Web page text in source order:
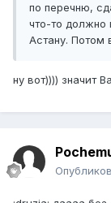
по перечню,
что-то должно
Астану. Потом
ну вот)))) значит